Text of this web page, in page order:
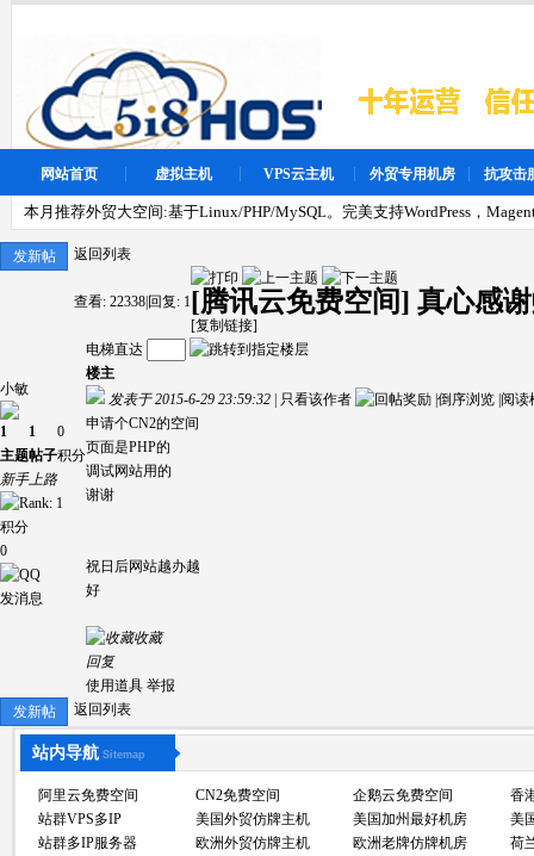
网站首页 虚拟主机 VPS云主机 外贸专用机房 抗攻击
本月推荐外贸大空间:基于Linux/PHP/MySQL。完美支持WordPress，
返回列表
发新帖
查看: 22338 回复: 1[腾讯云免费空间] 真心感
[复制链接]
小敏
1
主题
1
帖子
0
积分
新手上路
积分
0
发消息
电梯直达
楼主
发表于 2015-6-29 23:59:32
只看该作者 倒序浏览 阅读
申请个CN2的空间
页面是PHP的
调试网站用的
谢谢
祝日后网站越办越
好
收藏
回复
使用道具 举报
返回列表
发新帖
站内导航 Sitemap
阿里云免费空间 CN2免费空间 企鹅云免费空间
香
站群VPS多IP
美国外贸仿牌主机 美国加州最好机房
美
站群多IP服务器
欧洲外贸仿牌主机 欧洲老牌仿牌机房
荷